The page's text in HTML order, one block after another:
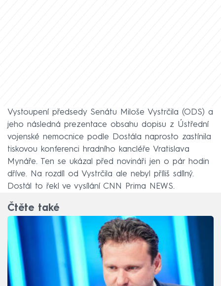
Vystoupení předsedy Senátu Miloše Vystrčila (ODS) a
jeho následná prezentace obsahu dopisu z Ústřední
vojenské nemocnice podle Dostála naprosto zastínila
tiskovou konferenci hradního kancléře Vratislava
Mynáře. Ten se ukázal před novináři jen o pár hodin
dříve. Na rozdíl od Vystrčila ale nebyl příliš sdílný.
Dostál to řekl ve vysílání CNN Prima NEWS.
Čtěte také